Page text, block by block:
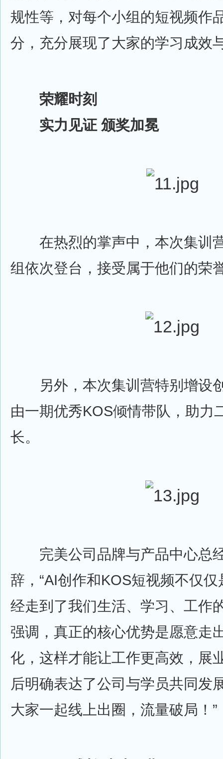
规性等，对每个小组的短视频作
分，充分展现了大家的学习成效
荣耀时刻
实力见证 颁奖加冕
在热烈的掌声中，本次集训
组依次登台，接受属于他们的荣
另外，本次集训营特别增设
由一期优秀KOS倾情带队，助力
长。
完美公司品牌与产品中心总
辞，“AI创作和KOS短视频不仅
经走到了我们生活、学习、工作
强调，真正的核心优势是愿意走
化，这样才能让工作更高效，展
后明确表达了公司与学员共同发
大家一起线上出圈，流量破局！”